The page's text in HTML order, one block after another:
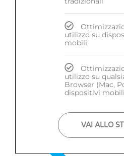
utilizzo su
mobili
utilizzo su
Browser (Mac,
dispositivi
VAI ALLO